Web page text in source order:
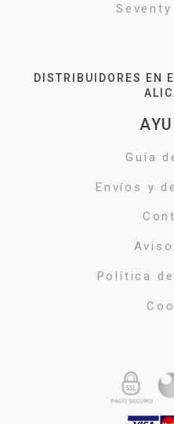
DISTRIBUIDORES EN
Guía
Envíos y
Política